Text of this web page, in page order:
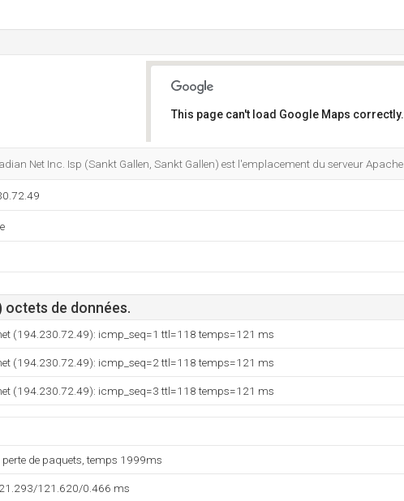
This page can't load Google Maps correctly.
Net Inc. Isp (Sankt Gallen, Sankt Gallen) est l'emplacement du serveur Apache.
octets de données.
(194.230.72.49): icmp_seq=1 ttl=118 temps=121 ms
(194.230.72.49): icmp_seq=2 ttl=118 temps=121 ms
(194.230.72.49): icmp_seq=3 ttl=118 temps=121 ms
de paquets, temps 1999ms
121.620/0.466 ms